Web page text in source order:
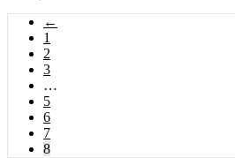
←
1
2
3
…
5
6
7
8